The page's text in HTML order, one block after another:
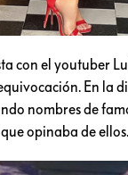
con el youtuber
En la
nombres de
opinaba de ellos.